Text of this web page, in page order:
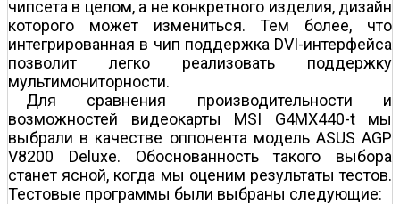
чипсета в целом, а не конкретного изделия, дизайн
которого может измениться. Тем более, что
интегрированная в чип поддержка DVI-интерфейса
позволит легко реализовать поддержку
мультимониторности.
Для сравнения производительности и
возможностей видеокарты MSI G4MX440-t мы
выбрали в качестве оппонента модель ASUS AGP
V8200 Deluxe. Обоснованность такого выбора
станет ясной, когда мы оценим результаты тестов.
Тестовые программы были выбраны следующие: